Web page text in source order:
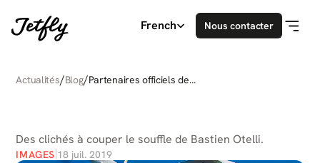
Actualités/Blog/Partenaires officiels de
Des clichés à couper le souffle de Bastien Otelli.
IMAGES 18 juil. 2019
Select Language
French Nous contacter